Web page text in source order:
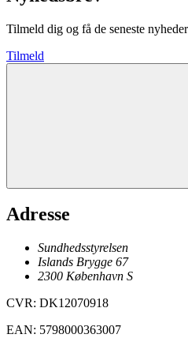
Tilmeld dig og få de seneste
Tilmeld
Adresse
Sundhedsstyrelsen
Islands Brygge 67
2300 København S
CVR: DK12070918
EAN: 5798000363007